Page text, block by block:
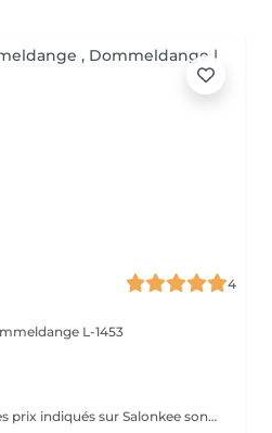
4
L-1453
Veuillez prendre note que les prix indiqués sur Salonkee sont communiqués à titre informatif et s'entendent de base. Ces derniers sont susceptibles de varier selon le diagnostic réalisé à votre arrivée au salon et l'expertise du professionnel à qui vous confiez votre beauté. Dans tous les cas, un devis précis vous sera proposé et toutes réalisations de prestations seront effectuées avec votre accord. Un grand merci d'avance pour votre compréhension. Au plaisir de vous recevoir très vite.